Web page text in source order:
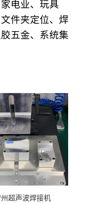
电业、玩具
件夹定位、焊
五金、系统集
州超声波焊接机